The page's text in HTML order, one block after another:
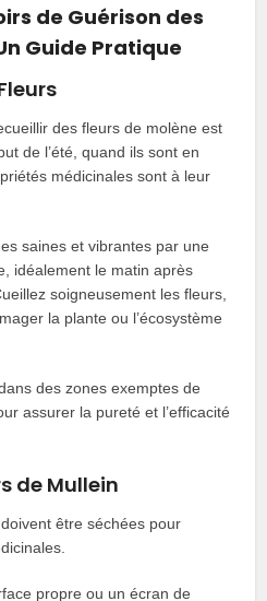
de Guérison des
Guide Pratique
des fleurs de molène est
de l’été, quand ils sont en
médicinales sont à leur
saines et vibrantes par une
idéalement le matin après
soigneusement les fleurs,
la plante ou l’écosystème
des zones exemptes de
assurer la pureté et l’efficacité
de Mullein
être séchées pour
propre ou un écran de